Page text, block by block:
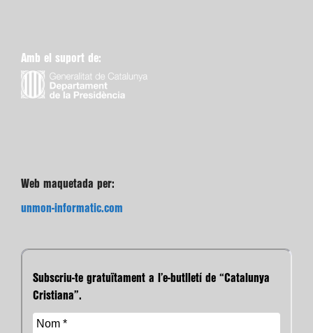
Amb el suport de:
Web maquetada per:
unmon-informatic.com
Subscriu-te gratuïtament a l’e-butlletí de “Catalunya
Cristiana”.